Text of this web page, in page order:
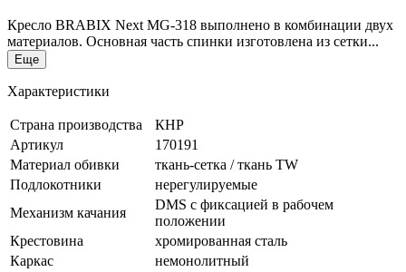
Кресло BRABIX Next MG-318 выполнено в комбинации двух
материалов. Основная часть спинки изготовлена из сетки...
Еще
Характеристики
Страна производства
КНР
Артикул
170191
Материал обивки
ткань-сетка / ткань TW
Подлокотники
нерегулируемые
Механизм качания
DMS с фиксацией в рабочем
положении
Крестовина
хромированная сталь
Каркас
немонолитный